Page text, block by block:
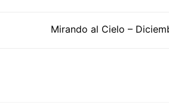
Mirando al Cielo –